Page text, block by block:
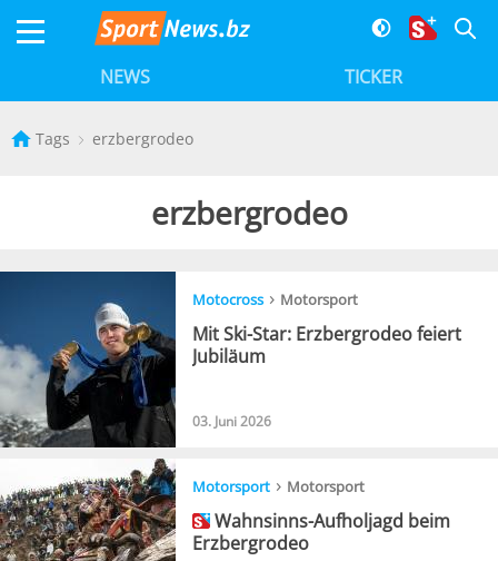
NEWS TICKER
Tags erzbergrodeo
erzbergrodeo
Motocross › Motorsport
Mit Ski-Star: Erzbergrodeo feiert
Jubiläum
03. Juni 2026
Motorsport › Motorsport
Wahnsinns-Aufholjagd beim
Erzbergrodeo